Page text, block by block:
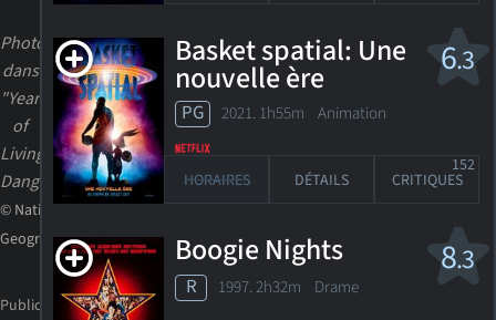
Photo
dans
"Years
of
Living
Dangerously"
© National
Geographic
6.3
Basket spatial: Une
nouvelle ère
PG 2021. 1h55m Animation
HORAIRES DÉTAILS CRITIQUES
152
8.3
Boogie Nights
R 1997. 2h32m Drame